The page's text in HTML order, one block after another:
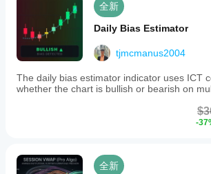
全新
Daily Bias Estimator
tjmcmanus2004
The daily bias estimator indicator uses ICT
whether the chart is bullish or bearish on
-
全新